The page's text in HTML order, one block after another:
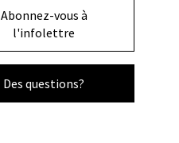
Abonnez-vous à
l'infolettre
Des questions?